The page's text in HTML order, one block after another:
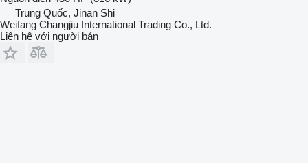
Trung Quốc, Jinan Shi
Weifang Changjiu International Trading Co., Ltd.
Liên hệ với người bán